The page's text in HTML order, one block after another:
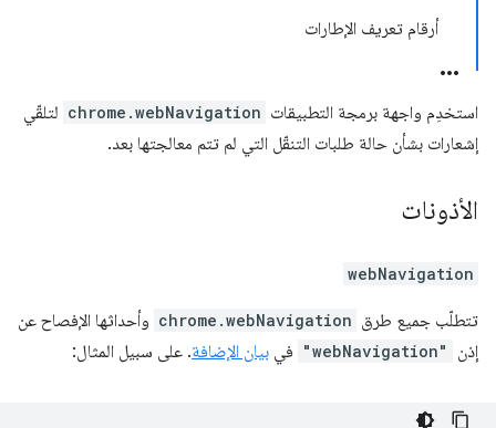
أرقام تعريف الإطارات
استخدِم واجهة برمجة التطبيقات chrome.webNavigation لتلقّي
إشعارات بشأن حالة طلبات التنقّل التي لم تتم معالجتها بعد.
الأذونات
webNavigation
تتطلّب جميع طرق chrome.webNavigation وأحداثها الإفصاح عن
إذن
"webNavigation" في بيان الإضافة. على سبيل المثال: